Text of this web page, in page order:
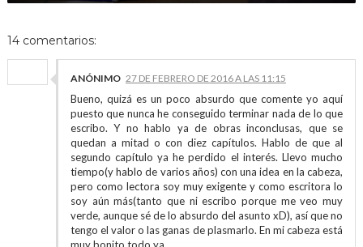
14 comentarios:
ANÓNIMO 27 DE FEBRERO DE 2016 A LAS 11:15
Bueno, quizá es un poco absurdo que comente yo aquí
puesto que nunca he conseguido terminar nada de lo que
escribo. Y no hablo ya de obras inconclusas, que se
quedan a mitad o con diez capítulos. Hablo de que al
segundo capítulo ya he perdido el interés. Llevo mucho
tiempo(y hablo de varios años) con una idea en la cabeza,
pero como lectora soy muy exigente y como escritora lo
soy aún más(tanto que ni escribo porque me veo muy
verde, aunque sé de lo absurdo del asunto xD), así que no
tengo el valor o las ganas de plasmarlo. En mi cabeza está